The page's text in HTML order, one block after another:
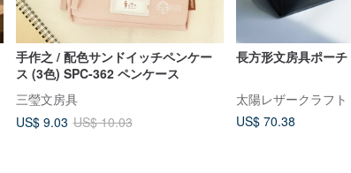
手作之 / 配色サンドイッチペンケー
ス (3色) SPC-362 ペンケース
三瑩文房具
US$ 9.03 US$ 10.03
長方形文房具ポーチ
太陽レザークラフト
US$ 70.38